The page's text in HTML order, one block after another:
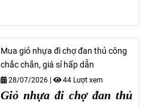
Mua giỏ nhựa đi chợ đan thủ công
chắc chắn, giá sỉ hấp dẫn
28/07/2026 | 44 Lượt xem
Giỏ nhựa đi chợ đan thủ